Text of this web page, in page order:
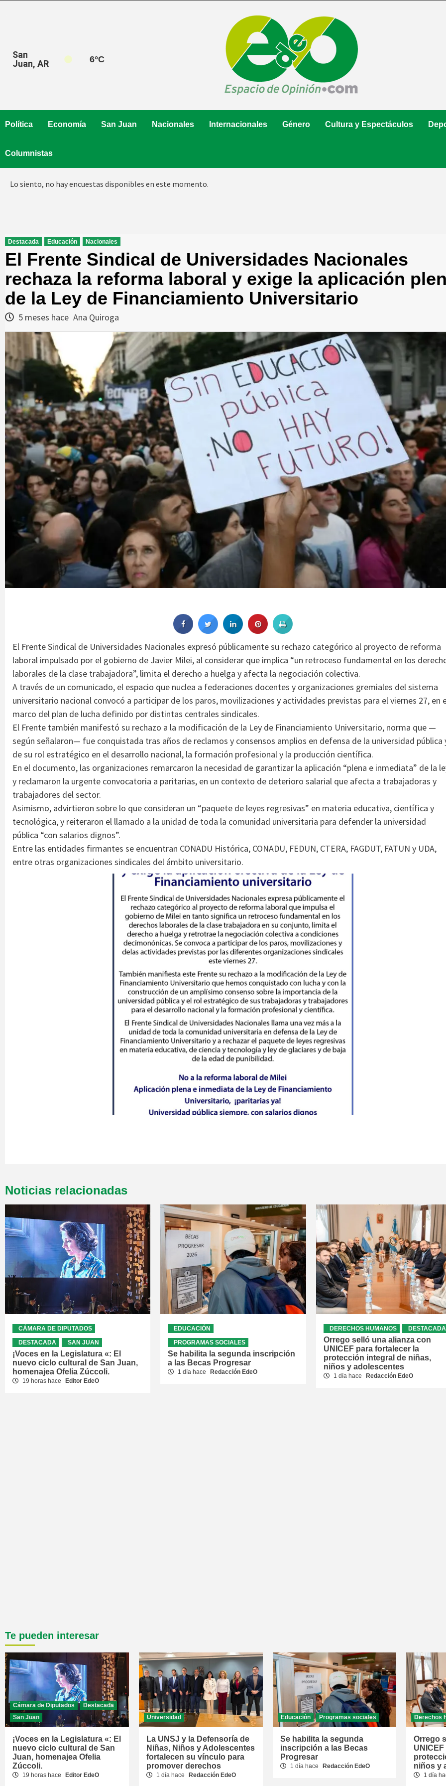
San
Juan, AR
6°C
Política Economía San Juan Nacionales Internacionales Género Cultura y Espectáculos
Columnistas
Lo siento, no hay encuestas disponibles en este momento.
Destacada Educación Nacionales
El Frente Sindical de Universidades Nacionales
rechaza la reforma laboral y exige la aplicación
de la Ley de Financiamiento Universitario
5 meses hace Ana Quiroga
El Frente Sindical de Universidades Nacionales expresó públicamente su rechazo categórico al proyecto de reforma
laboral impulsado por el gobierno de Javier Milei, al considerar que implica “un retroceso fundamental en los
laborales de la clase trabajadora”, limita el derecho a huelga y afecta la negociación colectiva.
A través de un comunicado, el espacio que nuclea a federaciones docentes y organizaciones gremiales del sistema
universitario nacional convocó a participar de los paros, movilizaciones y actividades previstas para el viernes 27, en
marco del plan de lucha definido por distintas centrales sindicales.
El Frente también manifestó su rechazo a la modificación de la Ley de Financiamiento Universitario, norma que —
según señalaron— fue conquistada tras años de reclamos y consensos amplios en defensa de la universidad pública
de su rol estratégico en el desarrollo nacional, la formación profesional y la producción científica.
En el documento, las organizaciones remarcaron la necesidad de garantizar la aplicación “plena e inmediata” de la
y reclamaron la urgente convocatoria a paritarias, en un contexto de deterioro salarial que afecta a trabajadoras y
trabajadores del sector.
Asimismo, advirtieron sobre lo que consideran un “paquete de leyes regresivas” en materia educativa, científica y
tecnológica, y reiteraron el llamado a la unidad de toda la comunidad universitaria para defender la universidad
pública “con salarios dignos”.
Entre las entidades firmantes se encuentran CONADU Histórica, CONADU, FEDUN, CTERA, FAGDUT, FATUN y UDA,
entre otras organizaciones sindicales del ámbito universitario.
Noticias relacionadas
CÁMARA DE DIPUTADOS
DESTACADA
SAN JUAN
¡Voces en la Legislatura «: El
nuevo ciclo cultural de San Juan,
homenajea Ofelia Zúccoli.
19 horas hace Editor EdeO
EDUCACIÓN
PROGRAMAS SOCIALES
Se habilita la segunda inscripción
a las Becas Progresar
1 día hace Redacción EdeO
DERECHOS HUMANOS DESTACADA
Orrego selló una alianza con
UNICEF para fortalecer la
protección integral de niñas,
niños y adolescentes
1 día hace Redacción EdeO
Te pueden interesar
Cámara de Diputados
Destacada
San Juan
¡Voces en la Legislatura «: El
nuevo ciclo cultural de San
Juan, homenajea Ofelia
Zúccoli.
19 horas hace Editor EdeO
Universidad
La UNSJ y la Defensoría de
Niñas, Niños y Adolescentes
fortalecen su vínculo para
promover derechos
1 día hace Redacción EdeO
Educación Programas sociales
Se habilita la segunda
inscripción a las Becas
Progresar
1 día hace Redacción EdeO
Derechos
Orrego
niños y
1 día